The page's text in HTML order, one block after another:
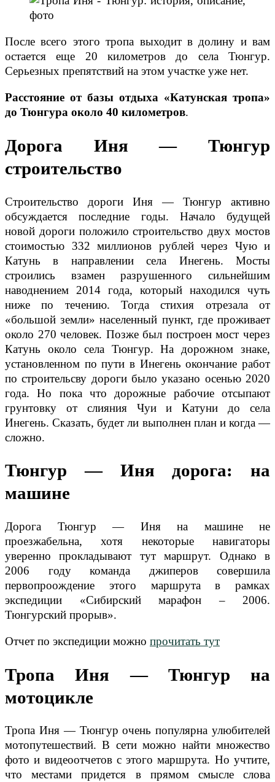
После всего этого тропа выходит в долину и вам
остается еще 20 километров до села Тюнгур.
Серьезных препятствий на этом участке уже нет.
Расстояние от базы отдыха «Катунская тропа»
до Тюнгура около 40 километров.
Дорога Иня—Тюнгур
строительство
Строительство дороги Иня — Тюнгур активно
обсуждается последние годы. Начало будущей
новой дороги положило строительство двух мостов
стоимостью 332 миллионов рублей через Чую и
Катунь в направлении села Инегень. Мосты
строились взамен разрушенного сильнейшим
наводнением 2014 года, который находился чуть
ниже по течению. Тогда стихия отрезала от
«большой земли» населенный пункт, где проживает
около 270 человек. Позже был построен мост через
Катунь около села Тюнгур. На дорожном знаке,
установленном по пути в Инегень окончание работ
по строительсву дороги было указано осенью 2020
года. Но пока что дорожные рабочие отсыпают
грунтовку от слияния Чуи и Катуни до села
Инегень. Сказать, будет ли выполнен план и когда —
сложно.
Тюнгур—Иня дорога: на
машине
Дорога Тюнгур — Иня на машине не
проезжабельна, хотя некоторые навигаторы
уверенно прокладывают тут маршрут. Однако в
2006 году команда джиперов совершила
первопроождение этого маршрута в рамках
экспедиции «Сибирский марафон – 2006.
Тюнгурский прорыв».
Отчет по экспедиции можно прочитать тут
Тропа Иня—Тюнгур на
мотоцикле
Тропа Иня — Тюнгур очень популярна улюбителей
мотопутешествий. В сети можно найти множество
фото и видеоотчетов с этого маршрута. Но учтите,
что местами придется в прямом смысле слова